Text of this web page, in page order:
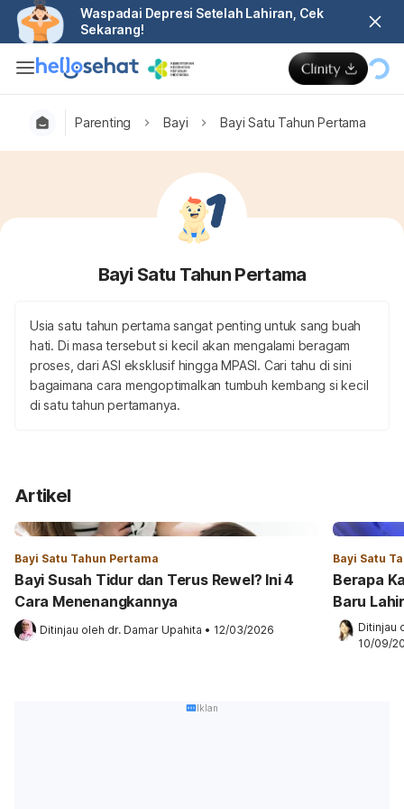
Waspadai Depresi Setelah Lahiran, Cek
Sekarang!
Parenting Bayi Bayi Satu Tahun Pertama
Bayi Satu Tahun Pertama
Usia satu tahun pertama sangat penting untuk sang buah
hati. Di masa tersebut si kecil akan mengalami beragam
proses, dari ASI eksklusif hingga MPASI. Cari tahu di sini
bagaimana cara mengoptimalkan tumbuh kembang si kecil
di satu tahun pertamanya.
Artikel
Bayi Satu Tahun Pertama
Bayi Susah Tidur dan Terus Rewel? Ini 4
Cara Menenangkannya
Ditinjau oleh dr. Damar Upahita • 12/03/2026
Bayi Satu
Berapa
Baru
Ditinjau
10/09/
Iklan